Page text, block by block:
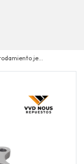
2.0 4x2 2007/2017